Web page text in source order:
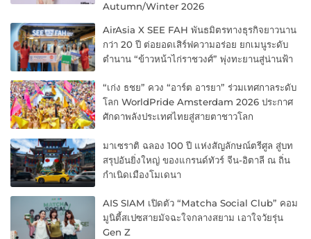
Autumn/Winter 2026
AirAsia X SEE FAH พันธมิตรทางธุรกิจยาวนาน
กว่า 20 ปี ต่อยอดเสิร์ฟความอร่อย ยกเมนูระดับ
ตำนาน “ข้าวหน้าไก่ราชวงศ์” พุ่งทะยานสู่น่านฟ้า
“เก่ง ธชย” ควง “อาร์ต อารยา” ร่วมเทศกาลระดับ
โลก WorldPride Amsterdam 2026 ประกาศ
ศักดาพลังประเทศไทยสู่สายตาชาวโลก
มาเซราติ ฉลอง 100 ปี แห่งสัญลักษณ์ตรีศูล สู่บท
สรุปอันยิ่งใหญ่ ของแกรนด์ทัวร์ จีน-อิตาลี ณ ถิ่น
กำเนิดเมืองโมเดนา
AIS SIAM เปิดตัว “Matcha Social Club” คอม
มูนิตี้สเปซสายมัจฉะใจกลางสยาม เอาใจวัยรุ่น
Gen Z